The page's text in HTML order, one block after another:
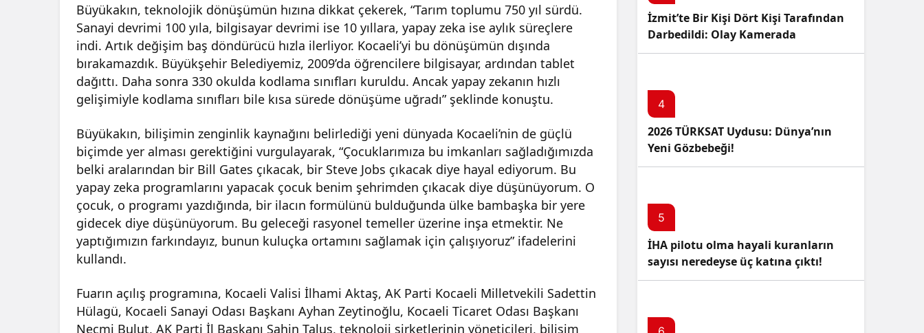
Büyükakın, teknolojik dönüşümün hızına dikkat çekerek, “Tarım toplumu 750 yıl sürdü.
Sanayi devrimi 100 yıla, bilgisayar devrimi ise 10 yıllara, yapay zeka ise aylık süreçlere
indi. Artık değişim baş döndürücü hızla ilerliyor. Kocaeli’yi bu dönüşümün dışında
bırakamazdık. Büyükşehir Belediyemiz, 2009’da öğrencilere bilgisayar, ardından tablet
dağıttı. Daha sonra 330 okulda kodlama sınıfları kuruldu. Ancak yapay zekanın hızlı
gelişimiyle kodlama sınıfları bile kısa sürede dönüşüme uğradı” şeklinde konuştu.
Büyükakın, bilişimin zenginlik kaynağını belirlediği yeni dünyada Kocaeli’nin de güçlü
biçimde yer alması gerektiğini vurgulayarak, “Çocuklarımıza bu imkanları sağladığımızda
belki aralarından bir Bill Gates çıkacak, bir Steve Jobs çıkacak diye hayal ediyorum. Bu
yapay zeka programlarını yapacak çocuk benim şehrimden çıkacak diye düşünüyorum. O
çocuk, o programı yazdığında, bir ilacın formülünü bulduğunda ülke bambaşka bir yere
gidecek diye düşünüyorum. Bu geleceği rasyonel temeller üzerine inşa etmektir. Ne
yaptığımızın farkındayız, bunun kuluçka ortamını sağlamak için çalışıyoruz” ifadelerini
kullandı.
Fuarın açılış programına, Kocaeli Valisi İlhami Aktaş, AK Parti Kocaeli Milletvekili Sadettin
Hülagü, Kocaeli Sanayi Odası Başkanı Ayhan Zeytinoğlu, Kocaeli Ticaret Odası Başkanı
Necmi Bulut, AK Parti İl Başkanı Şahin Talus, teknoloji şirketlerinin yöneticileri, bilişim
İzmit’te Bir Kişi Dört Kişi Tarafından
Darbedildi: Olay Kamerada
4
2026 TÜRKSAT Uydusu: Dünya’nın
Yeni Gözbebeği!
5
İHA pilotu olma hayali kuranların
sayısı neredeyse üç katına çıktı!